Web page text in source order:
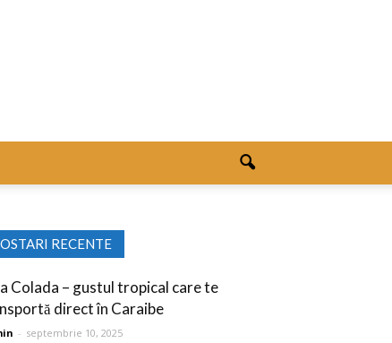
RECENTE
Colada – gustul tropical care te
direct în Caraibe
- septembrie 10, 2025